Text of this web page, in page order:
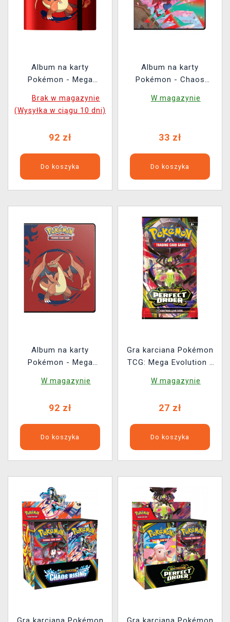
Album na karty
Pokémon - Mega
Pocket Binder (360 kart)
Brak w magazynie
(Wysyłka w ciągu 10 dni)
92 zł
Do koszyka
Album na karty
Pokémon - Chaos
(80 kart)
W magazynie
33 zł
Do koszyka
Album na karty
Pokémon - Mega
Pocket Binder (80 kart)
W magazynie
92 zł
Do koszyka
Gra karciana Pokémon
TCG: Mega Evolution -
(10 kart)
W magazynie
27 zł
Do koszyka